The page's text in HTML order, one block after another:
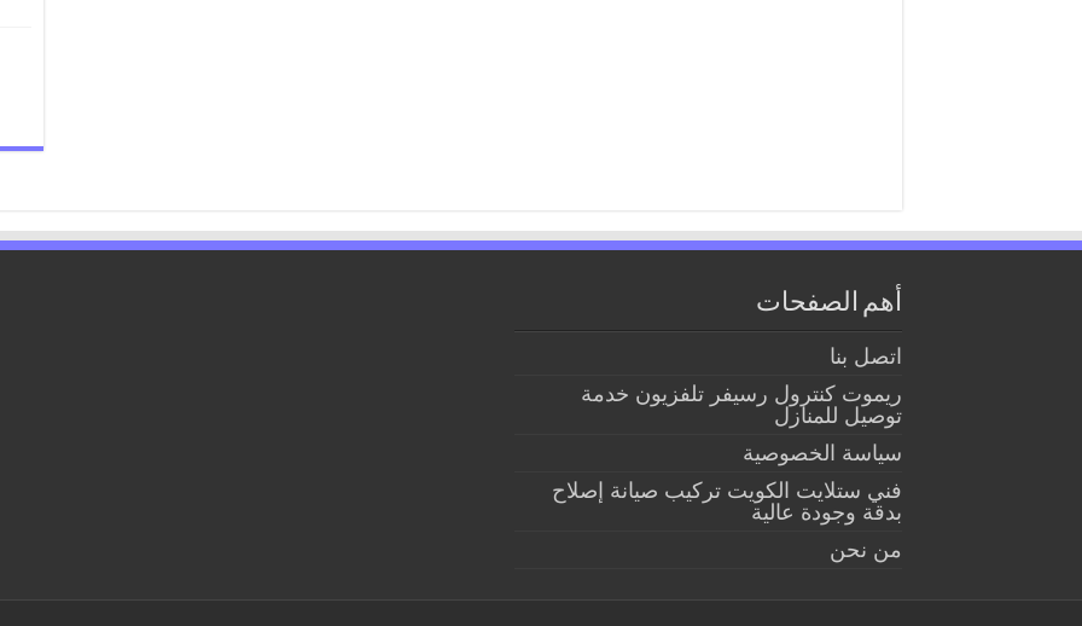
أهم الصفحات
اتصل بنا
ريموت كنترول رسيفر تلفزيون خدمة
توصيل للمنازل
سياسة الخصوصية
فني ستلايت الكويت تركيب صيانة إصلاح
بدقة وجودة عالية
من نحن